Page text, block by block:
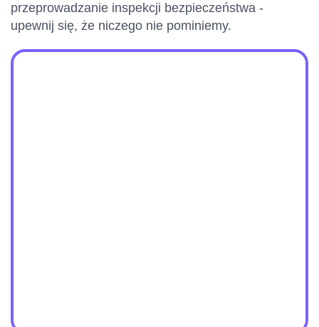
przeprowadzanie inspekcji bezpieczeństwa -
upewnij się, że niczego nie pominiemy.